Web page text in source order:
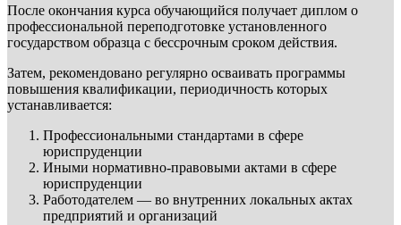
После окончания курса обучающийся получает диплом о
профессиональной переподготовке установленного
государством образца с бессрочным сроком действия.
Затем, рекомендовано регулярно осваивать программы
повышения квалификации, периодичность которых
устанавливается:
Профессиональными стандартами в сфере
юриспруденции
Иными нормативно-правовыми актами в сфере
юриспруденции
Работодателем — во внутренних локальных актах
предприятий и организаций